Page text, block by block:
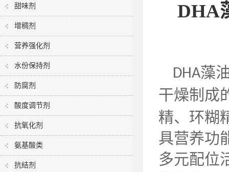
甜味剂
增稠剂
营养强化剂
水份保持剂
防腐剂
酸度调节剂
抗氧化剂
氨基酸类
抗结剂
DHA
DHA藻
干燥制成
精、环糊
具营养功
多元配位